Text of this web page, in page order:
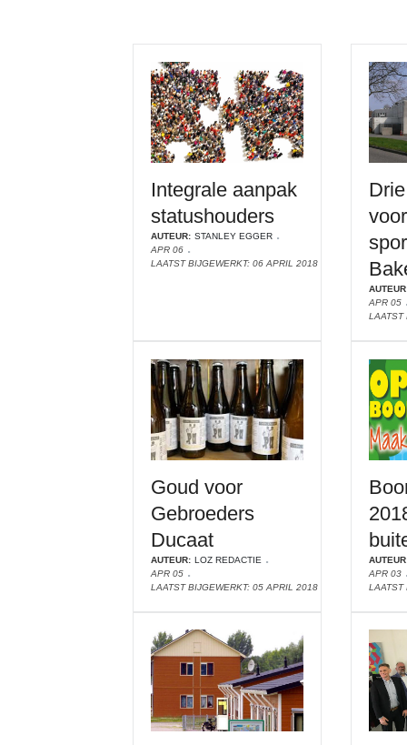
Integrale aanpak
statushouders
AUTEUR: STANLEY EGGER
APR 06
LAATST BIJGEWERKT: 06 APRIL 2018
APR 05
LAATST
Goud voor
Gebroeders
Ducaat
AUTEUR: LOZ REDACTIE
APR 05
LAATST BIJGEWERKT: 05 APRIL 2018
APR 03
LAATST